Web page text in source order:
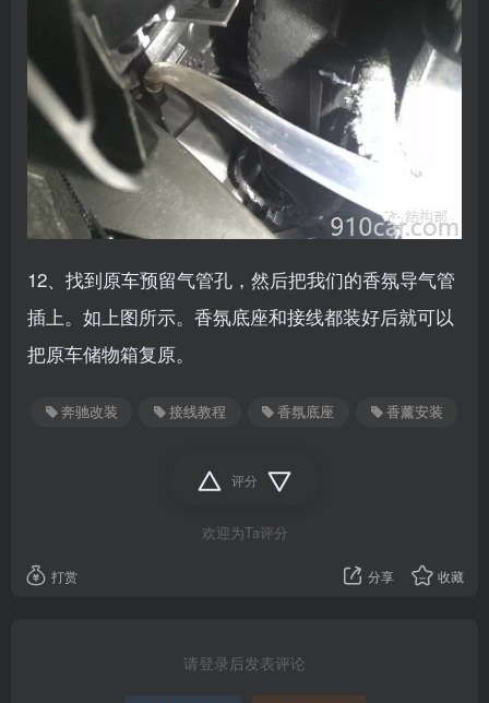
12、找到原车预留气管孔，然后把我们的香氛导气管
插上。如上图所示。香氛底座和接线都装好后就可以
把原车储物箱复原。
奔驰改装 接线教程 香氛底座 香薰安装
评分
欢迎为Ta评分
打赏 分享 收藏
请登录后发表评论